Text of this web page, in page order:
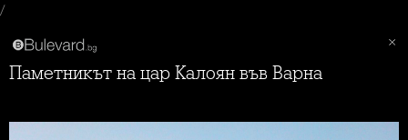
/
Паметникът на цар Калоян във Варна